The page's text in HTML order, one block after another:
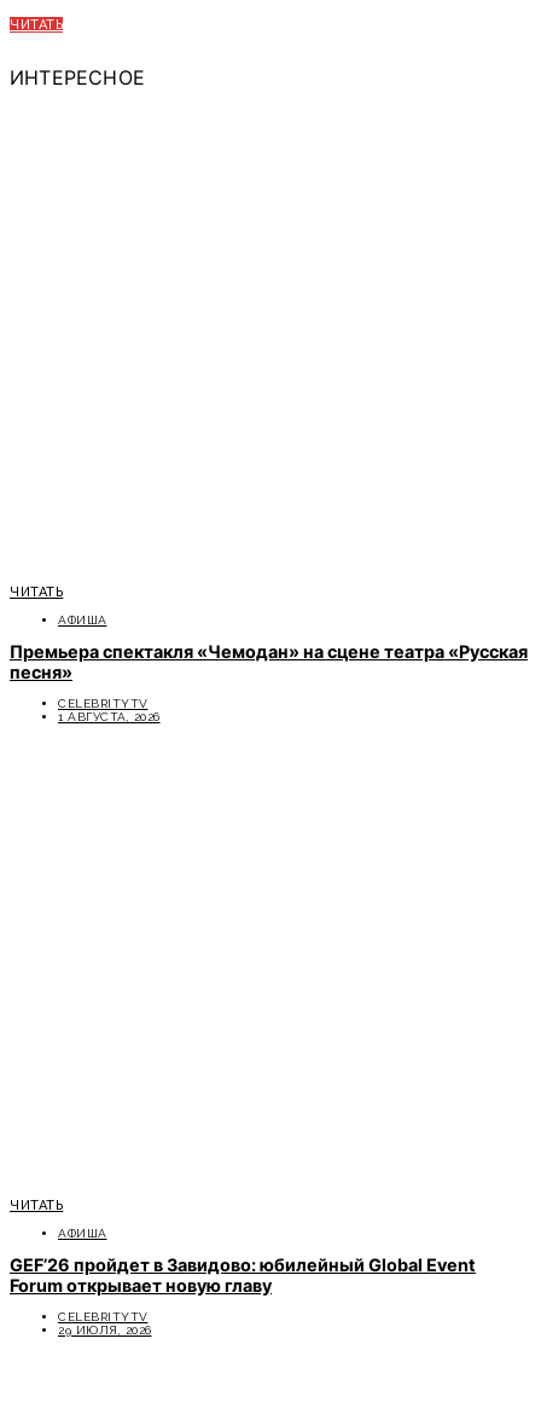
ЧИТАТЬ
ИНТЕРЕСНОЕ
ЧИТАТЬ
АФИША
Премьера спектакля «Чемодан» на сцене театра «Русская
песня»
CELEBRITYTV
1 АВГУСТА, 2026
ЧИТАТЬ
АФИША
GEF’26 пройдет в Завидово: юбилейный Global Event
Forum открывает новую главу
CELEBRITYTV
29 ИЮЛЯ, 2026